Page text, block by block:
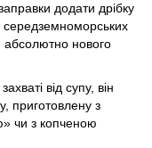
додати дрібку
середземноморських
абсолютно нового
від супу, він
приготовлену з
чи з копченою